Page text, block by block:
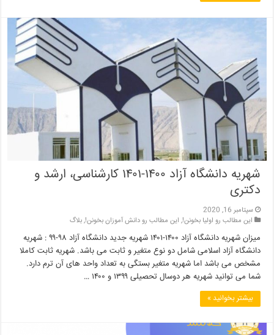
شهریه دانشگاه آزاد ۱۴۰۰-۱۴۰۱ کارشناسی، ارشد و
دکتری
سپتامبر 16, 2020
این مطالب رو اولیا بخونن!, این مطالب رو دانش آموزان بخونن!,بلاگ
میزان شهریه دانشگاه آزاد ۱۴۰۰-۱۴۰۱ شهریه جدید دانشگاه آزاد ۹۸-۹۹ : شهریه
دانشگاه آزاد اسلامی شامل دو نوع متغیر و ثابت می باشد. شهریه ثابت کاملا
مشخص می باشد اما شهریه متغیر بستگی به تعداد واحد های آن ترم دارد.
شما می توانید شهریه هر دوسال تحصیلی ۱۳۹۹ و ۱۴۰۰ …
بیشتر بخوانید »